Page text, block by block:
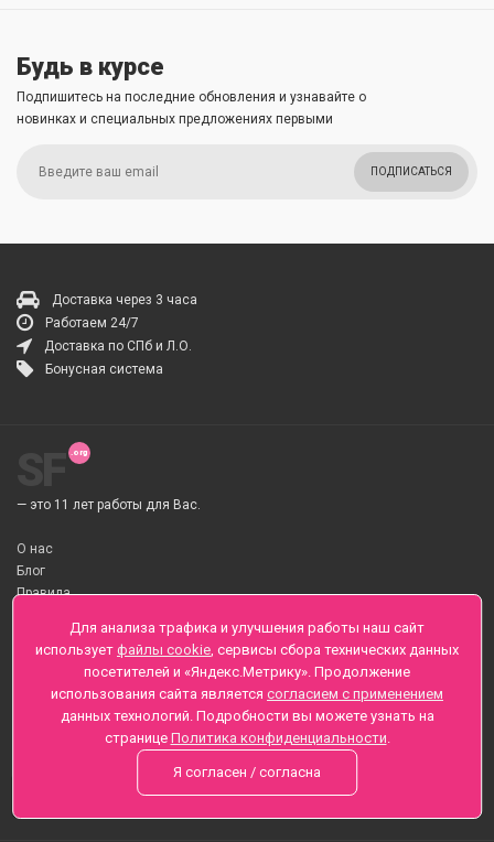
Будь в курсе
Подпишитесь на последние обновления и узнавайте о
новинках и специальных предложениях первыми
ПОДПИСАТЬСЯ
Доставка через 3 часа
Работаем 24/7
Доставка по СПб и Л.О.
Бонусная система
— это 11 лет работы для Вас.
О нас
Блог
Правила
О Доставке цветов
Оплата
Телеграмм
Санкт-Петербург ул. Заозерная д.6 , Лиговский пр., 65
+7 (812) 425-01-16
Вопросы? Звоните круглосуточно, без выходных
Для анализа трафика и улучшения работы наш сайт
использует файлы cookie, сервисы сбора технических данных
посетителей и «Яндекс.Метрику». Продолжение
использования сайта является согласием с применением
данных технологий. Подробности вы можете узнать на
странице Политика конфиденциальности.
Я согласен / согласна